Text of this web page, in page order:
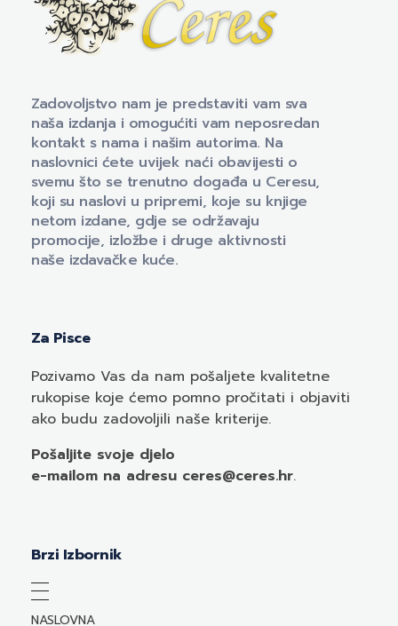
Zadovoljstvo nam je predstaviti vam sva
naša izdanja i omogućiti vam neposredan
kontakt s nama i našim autorima. Na
naslovnici ćete uvijek naći obavijesti o
svemu što se trenutno događa u Ceresu,
koji su naslovi u pripremi, koje su knjige
netom izdane, gdje se održavaju
promocije, izložbe i druge aktivnosti
naše izdavačke kuće.
Za Pisce
Pozivamo Vas da nam pošaljete kvalitetne
rukopise koje ćemo pomno pročitati i objaviti
ako budu zadovoljili naše kriterije.
Pošaljite svoje djelo
e-mailom na adresu ceres@ceres.hr.
Brzi Izbornik
NASLOVNA